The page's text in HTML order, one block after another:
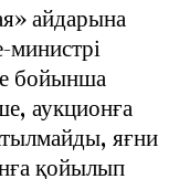
айдарына
министрі
бойынша
аукционға
яғни
қойылып